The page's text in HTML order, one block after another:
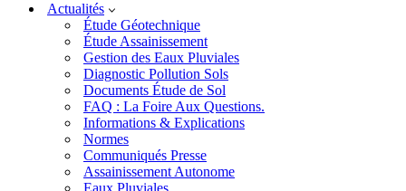
Actualités
Étude Géotechnique
Étude Assainissement
Gestion des Eaux Pluviales
Diagnostic Pollution Sols
Documents Étude de Sol
FAQ : La Foire Aux Questions.
Informations & Explications
Normes
Communiqués Presse
Assainissement Autonome
Eaux Pluviales